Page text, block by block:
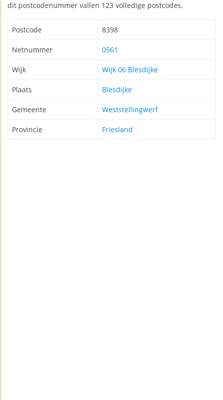
dit postcodenummer vallen 123 volledige postcodes.
Postcode 8398
Netnummer 0561
Wijk Wijk 06 Blesdijke
Plaats Blesdijke
Gemeente Weststellingwerf
Provincie Friesland